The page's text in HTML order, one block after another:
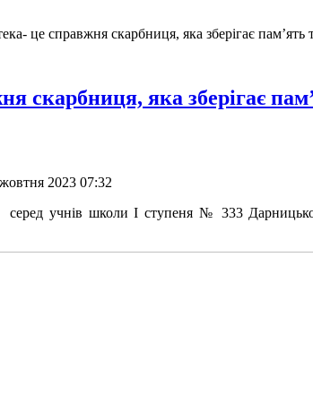
це справжня скарбниця, яка зберігає пам’ять
скарбниця, яка зберігає
2023 07:32
серед учнів школи І ступеня № 333